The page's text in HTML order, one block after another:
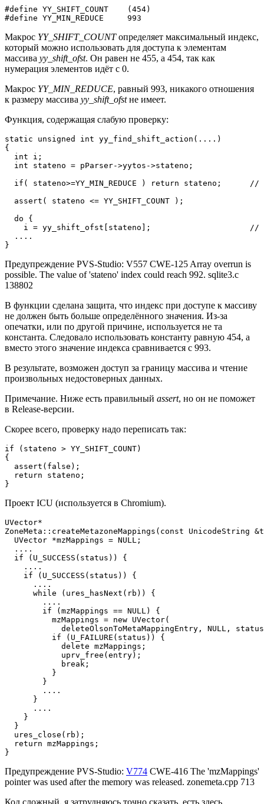
#define YY_SHIFT_COUNT    (454)
#define YY_MIN_REDUCE     993
Макрос YY_SHIFT_COUNTопределяет максимальный индекс,
который можно использовать для доступа к элементам
массива yy_shift_ofst. Он равен не 455, а 454, так как
нумерация элементов идёт с 0.
Макрос YY_MIN_REDUCE, равный 993, никакого отношения
к размеру массива yy_shift_ofstне имеет.
Функция, содержащая слабую проверку:
static unsigned int yy_find_shift_action(....)
{
  int i;
  int stateno = pParser->yytos->stateno;
if( stateno>=YY_MIN_REDUCE ) return stateno;      //
  assert( stateno <= YY_SHIFT_COUNT );
  do {
i = yy_shift_ofst[stateno];                     //
  ....
}
Предупреждение PVS-Studio: V557 CWE-125 Array overrun is
possible. The value of 'stateno' index could reach 992. sqlite3.c
138802
В функции сделана защита, что индекс при доступе к массиву
не должен быть больше определённого значения. Из-за
опечатки, или по другой причине, используется не та
константа. Следовало использовать константу равную 454, а
вместо этого значение индекса сравнивается с 993.
В результате, возможен доступ за границу массива и чтение
произвольных недостоверных данных.
Примечание. Ниже есть правильный assert, но он не поможет
в Release-версии.
Скорее всего, проверку надо переписать так:
if (stateno > YY_SHIFT_COUNT)
{
  assert(false);
  return stateno;
}
Проект ICU (используется в Chromium).
UVector*
ZoneMeta::createMetazoneMappings(const UnicodeString
  UVector *mzMappings = NULL;
  ....
  if (U_SUCCESS(status)) {
    ....
    if (U_SUCCESS(status)) {
      ....
      while (ures_hasNext(rb)) {
        ....
        if (mzMappings == NULL) {
          mzMappings = new UVector(
deleteOlsonToMetaMappingEntry, NULL,
          if (U_FAILURE(status)) {
            delete mzMappings;
            uprv_free(entry);
            break;
          }
        }
        ....
      }
      ....
    }
  }
  ures_close(rb);
  return mzMappings;
}
Предупреждение PVS-Studio: V774 CWE-416 The 'mzMappings'
pointer was used after the memory was released. zonemeta.cpp 713